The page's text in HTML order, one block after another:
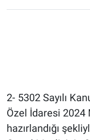
2- 5302 Sayılı
Özel İdaresi 2024
hazırlandığı